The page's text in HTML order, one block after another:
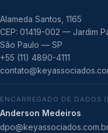
Alameda Santos, 1165
CEP: 01419-002 — Jardim
São Paulo — SP
+55 (11) 4890-4111
ENCARREGADO DE DADOS
Anderson Medeiros